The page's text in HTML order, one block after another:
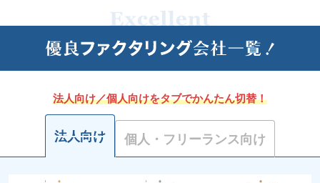
法人向け／個人向けをタブでかんたん切替！
法人向け 個人・フリーランス向け